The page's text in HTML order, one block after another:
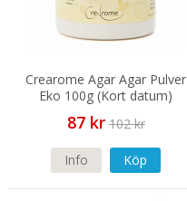
Crearome Agar Agar Pulver
Eko 100g (Kort datum)
87 kr 102 kr
Info Köp